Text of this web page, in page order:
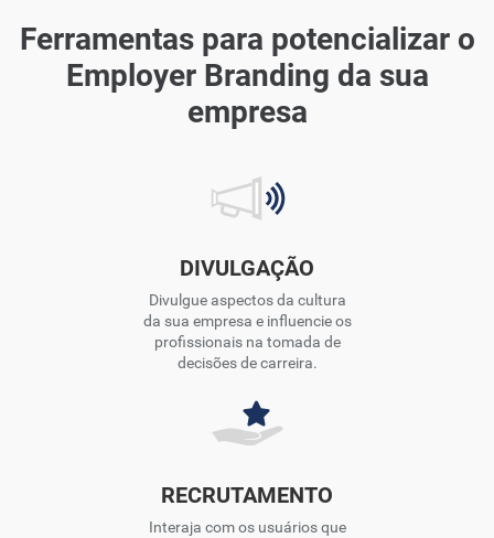
Ferramentas para potencializar o
Employer Branding da sua
empresa
DIVULGAÇÃO
Divulgue aspectos da cultura
da sua empresa e influencie os
profissionais na tomada de
decisões de carreira.
RECRUTAMENTO
Interaja com os usuários que